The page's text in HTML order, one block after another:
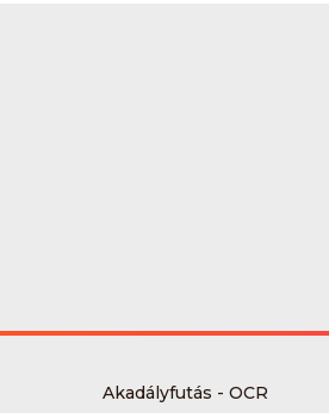
Akadályfutás - OCR